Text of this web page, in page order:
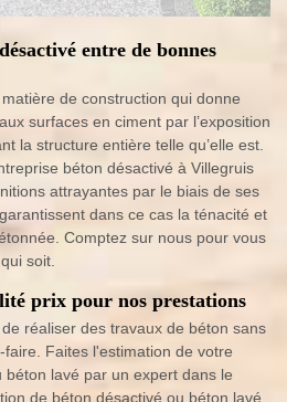
entre de bonnes
de construction qui donne
surfaces en ciment par l’exposition
la structure entière telle qu’elle est.
béton désactivé à Villegruis
attrayantes par le biais de ses
dans ce cas la ténacité et
Comptez sur nous pour vous
soit.
prix pour nos prestations
réaliser des travaux de béton sans
Faites l'estimation de votre
lavé par un expert dans le
de béton désactivé ou béton lavé